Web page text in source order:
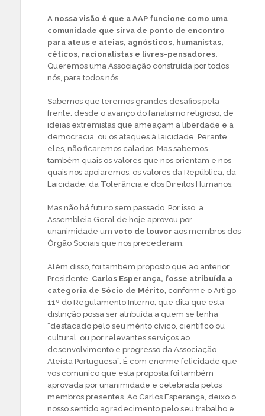
A nossa visão é que a AAP funcione como uma
comunidade que sirva de ponto de encontro
para ateus e ateias, agnósticos, humanistas,
céticos, racionalistas e livres-pensadores.
Queremos uma Associação construída por todos
nós, para todos nós.
Sabemos que teremos grandes desafios pela
frente: desde o avanço do fanatismo religioso, de
ideias extremistas que ameaçam a liberdade e a
democracia, ou os ataques à laicidade. Perante
eles, não ficaremos calados. Mas sabemos
também quais os valores que nos orientam e nos
quais nos apoiaremos: os valores da República, da
Laicidade, da Tolerância e dos Direitos Humanos.
Mas não há futuro sem passado. Por isso, a
Assembleia Geral de hoje aprovou por
unanimidade um voto de louvor aos membros dos
Órgão Sociais que nos precederam.
Além disso, foi também proposto que ao anterior
Presidente, Carlos Esperança, fosse atribuída a
categoria de Sócio de Mérito, conforme o Artigo
11º do Regulamento Interno, que dita que esta
distinção possa ser atribuída a quem se tenha
“destacado pelo seu mérito cívico, científico ou
cultural, ou por relevantes serviços ao
desenvolvimento e progresso da Associação
Ateísta Portuguesa”. É com enorme felicidade que
vos comunico que esta proposta foi também
aprovada por unanimidade e celebrada pelos
membros presentes. Ao Carlos Esperança, deixo o
nosso sentido agradecimento pelo seu trabalho e